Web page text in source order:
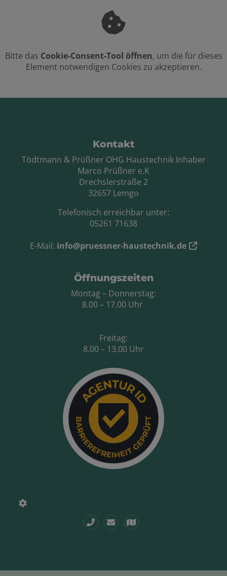
Bitte das Cookie-Consent-Tool öffnen, um die für dieses
Element notwendigen Cookies zu akzeptieren.
Kontakt
Tödtmann & Prüßner OHG Haustechnik Inhaber
Marco Prüßner e.K
Drechslerstraße 2
32657 Lemgo
Telefonisch erreichbar unter:
05261 71638
E-Mail: info@pruessner-haustechnik.de
Öffnungszeiten
Montag – Donnerstag:
8.00 – 17.00 Uhr
Freitag:
8.00 – 13.00 Uhr